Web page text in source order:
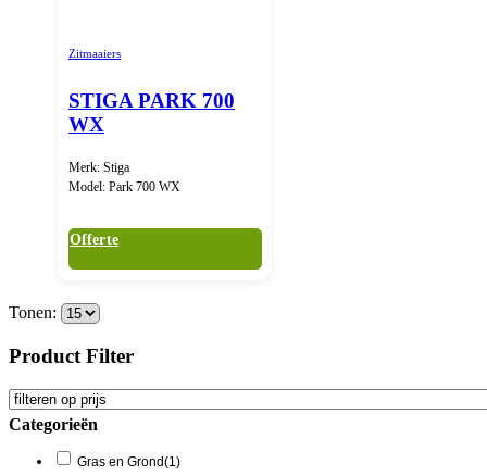
Zitmaaiers
STIGA PARK 700
WX
Merk: Stiga
Model: Park 700 WX
Offerte
Tonen:
Product Filter
Categorieën
Gras en Grond(1)